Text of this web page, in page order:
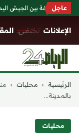
عاجل
عنيفة بين الجيش
الإعلانات تختفي.
التجاوز
الرئيسية › محليات ›
بالمدينة...
محليات